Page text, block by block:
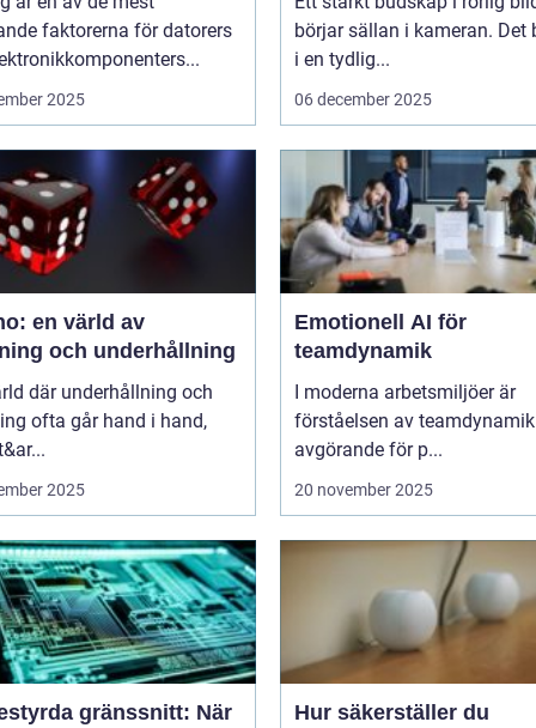
faktorerna för datorers
2025
börjar sällan i kameran. Det
i en tydlig...
06 december 2025
en värld av
och underhållning
där underhållning och
ofta går hand i hand,
2025
Emotionell AI för
teamdynamik
I moderna arbetsmiljöer är
förståelsen av teamdynamik
avgörande för p...
20 november 2025
gränssnitt: När
Hur säkerställer du